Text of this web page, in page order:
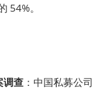
54%。
调查 ：中国私募公司